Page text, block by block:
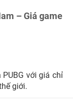
– Giá game
với giá chỉ
giới.